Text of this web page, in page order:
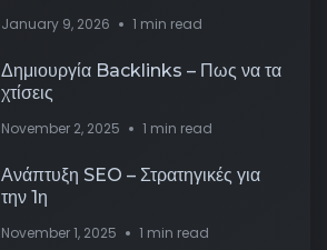
January 9, 2026 1 min read
Δημιουργία Backlinks – Πως να τα
χτίσεις
November 2, 2025 1 min read
Ανάπτυξη SEO – Στρατηγικές για
την 1η
November 1, 2025 1 min read